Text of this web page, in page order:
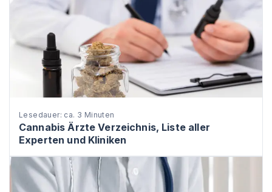
Lesedauer: ca. 3 Minuten
Cannabis Ärzte Verzeichnis, Liste aller
Experten und Kliniken